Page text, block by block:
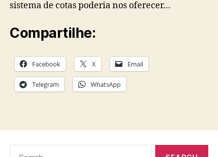
sistema de cotas poderia nos oferecer…
Compartilhe:
Facebook X Email
Telegram WhatsApp